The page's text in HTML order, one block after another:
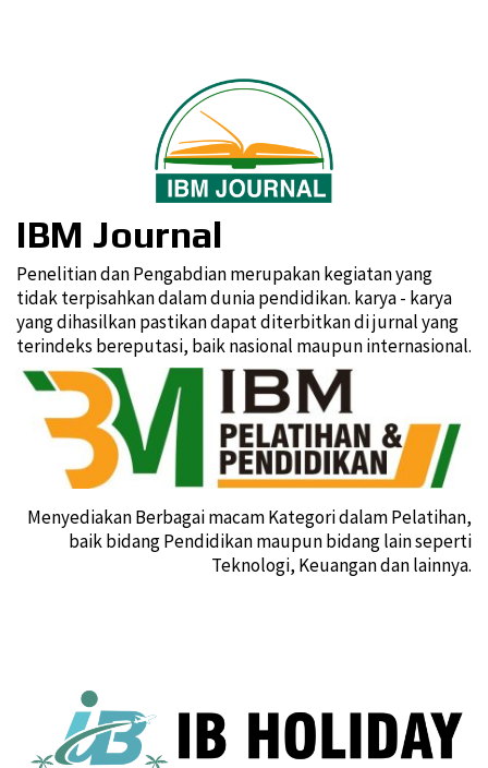
IBM Journal
Penelitian dan Pengabdian merupakan kegiatan yang
tidak terpisahkan dalam dunia pendidikan. karya - karya
yang dihasilkan pastikan dapat diterbitkan di jurnal yang
terindeks bereputasi, baik nasional maupun internasional.
Menyediakan Berbagai macam Kategori dalam Pelatihan,
baik bidang Pendidikan maupun bidang lain seperti
Teknologi, Keuangan dan lainnya.